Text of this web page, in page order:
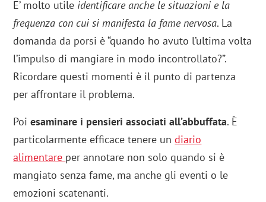
E’ molto utile identificare anche le situazioni e la
frequenza con cui si manifesta la fame nervosa. La
domanda da porsi è “quando ho avuto l’ultima volta
l’impulso di mangiare in modo incontrollato?”.
Ricordare questi momenti è il punto di partenza
per affrontare il problema.
Poiesaminare i pensieri associati all’abbuffata. È
particolarmente efficace tenere undiario
alimentare per annotare non solo quando si è
mangiato senza fame, ma anche gli eventi o le
emozioni scatenanti.